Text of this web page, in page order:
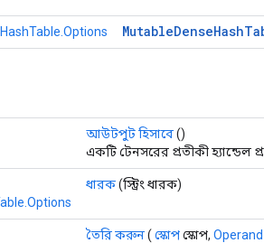
MutableDenseHash
আউটপুট হিসাবে()
একটি টেনসরের প্রতীকী হ্যান্ডেল
ধারক(স্ট্রিং ধারক)
তৈরি করুন( স্কোপস্কোপ, Operand